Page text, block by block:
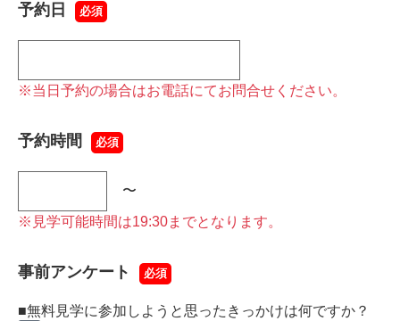
予約日 必須
※当日予約の場合はお電話にてお問合せください。
予約時間 必須
〜
※見学可能時間は19:30までとなります。
事前アンケート 必須
■無料見学に参加しようと思ったきっかけは何ですか？